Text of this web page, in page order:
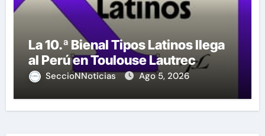
La 10.ª Bienal Tipos Latinos llega
al Perú en Toulouse Lautrec
SeccioNNoticias Ago 5, 2026